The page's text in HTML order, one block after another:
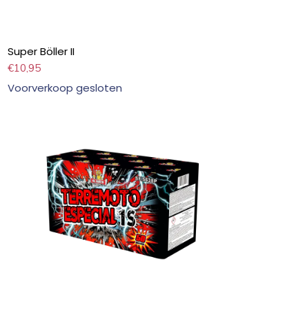
Super Böller II
€10,95
Voorverkoop gesloten